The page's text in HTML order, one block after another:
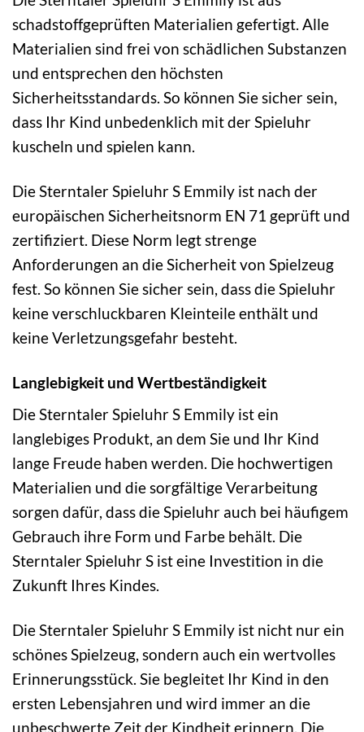
schadstoffgeprüften Materialien gefertigt. Alle
Materialien sind frei von schädlichen Substanzen
und entsprechen den höchsten
Sicherheitsstandards. So können Sie sicher sein,
dass Ihr Kind unbedenklich mit der Spieluhr
kuscheln und spielen kann.
Die Sterntaler Spieluhr S Emmily ist nach der
europäischen Sicherheitsnorm EN 71 geprüft und
zertifiziert. Diese Norm legt strenge
Anforderungen an die Sicherheit von Spielzeug
fest. So können Sie sicher sein, dass die Spieluhr
keine verschluckbaren Kleinteile enthält und
keine Verletzungsgefahr besteht.
Langlebigkeit und Wertbeständigkeit
Die Sterntaler Spieluhr S Emmily ist ein
langlebiges Produkt, an dem Sie und Ihr Kind
lange Freude haben werden. Die hochwertigen
Materialien und die sorgfältige Verarbeitung
sorgen dafür, dass die Spieluhr auch bei häufigem
Gebrauch ihre Form und Farbe behält. Die
Sterntaler Spieluhr S ist eine Investition in die
Zukunft Ihres Kindes.
Die Sterntaler Spieluhr S Emmily ist nicht nur ein
schönes Spielzeug, sondern auch ein wertvolles
Erinnerungsstück. Sie begleitet Ihr Kind in den
ersten Lebensjahren und wird immer an die
unbeschwerte Zeit der Kindheit erinnern. Die